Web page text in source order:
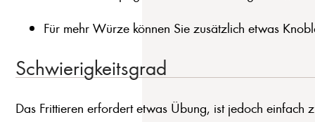
Für mehr Würze können Sie zusätzlich etwas
Schwierigkeitsgrad
Das Frittieren erfordert etwas Übung, ist jedoch einfach